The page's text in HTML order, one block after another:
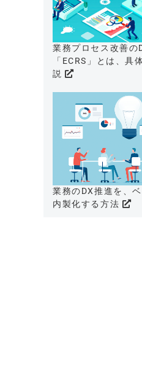
業務プロセス改善の
「ECRS」とは、具
説
業務のDX推進を、
内製化する方法